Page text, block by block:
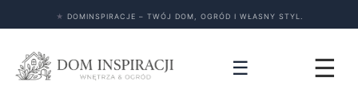
★ DOMINSPIRACJE – TWÓJ DOM, OGRÓD I WŁASNY STYL.
☰ ☰